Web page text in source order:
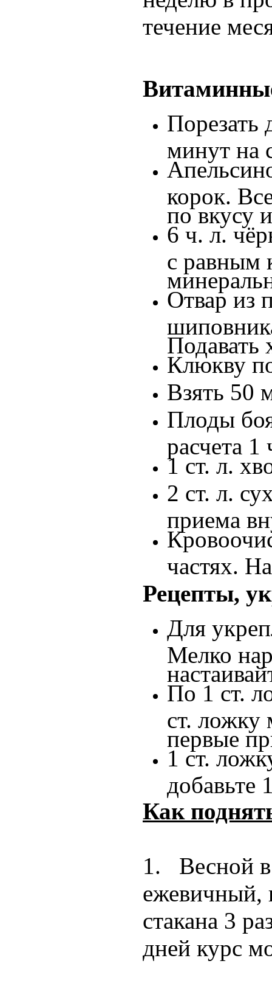
течение
Порезать
минут на
корок.
по вкусу
6 ч. л.
с равным
Отвар из
Подавать
Клюкву
Взять 50
Плоды
расчета 1
1 ст. л.
2 ст. л.
приема
частях.
Рецепты,
Для
Мелко
По 1 ст.
ст. ложку
первые
1 ст.
добавьте
Как
1. Весной в
ежевичный,
стакана 3
дней курс